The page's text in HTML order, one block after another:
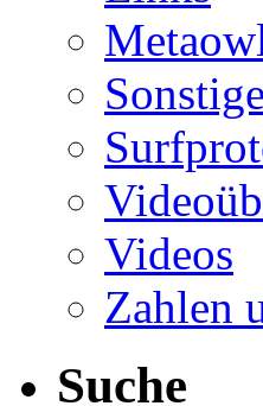
Videos
Zahlen
Suche